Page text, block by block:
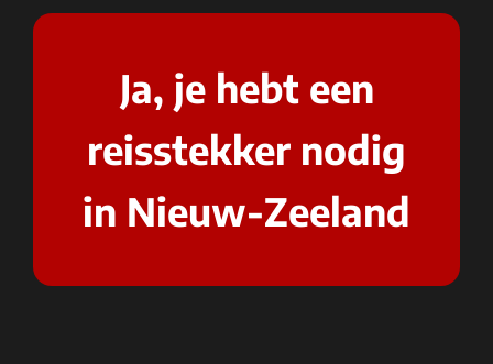
Ja, je hebt een
reisstekker nodig
in Nieuw-Zeeland